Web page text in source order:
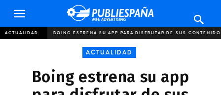
Publiespaña
ACTUALIDAD BOING ESTRENA SU APP PARA DISFRUTAR DE SUS
ACTUALIDAD
Boing estrena su app